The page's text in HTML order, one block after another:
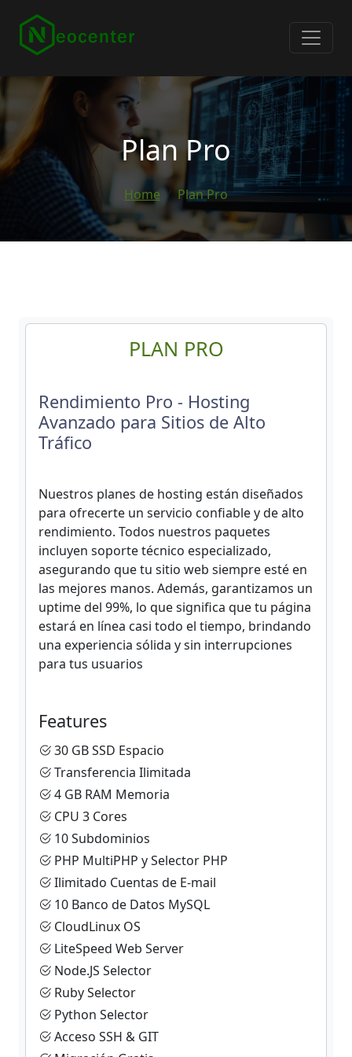
Plan Pro
Home Plan Pro
PLAN PRO
Rendimiento Pro - Hosting
Avanzado para Sitios de Alto
Tráfico
Nuestros planes de hosting están diseñados
para ofrecerte un servicio confiable y de alto
rendimiento. Todos nuestros paquetes
incluyen soporte técnico especializado,
asegurando que tu sitio web siempre esté en
las mejores manos. Además, garantizamos un
uptime del 99%, lo que significa que tu página
estará en línea casi todo el tiempo, brindando
una experiencia sólida y sin interrupciones
para tus usuarios
Features
30 GB SSD Espacio
Transferencia Ilimitada
4 GB RAM Memoria
CPU 3 Cores
10 Subdominios
PHP MultiPHP y Selector PHP
Ilimitado Cuentas de E-mail
10 Banco de Datos MySQL
CloudLinux OS
LiteSpeed Web Server
Node.JS Selector
Ruby Selector
Python Selector
Acceso SSH & GIT